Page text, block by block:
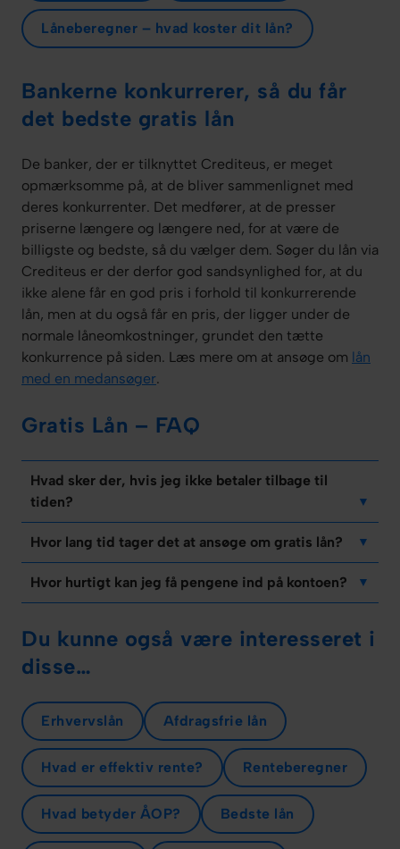
Låneberegner – hvad koster dit lån?
Bankerne konkurrerer, så du får
det bedste gratis lån
De banker, der er tilknyttet Crediteus, er meget
opmærksomme på, at de bliver sammenlignet med
deres konkurrenter. Det medfører, at de presser
priserne længere og længere ned, for at være de
billigste og bedste, så du vælger dem. Søger du lån via
Crediteus er der derfor god sandsynlighed for, at du
ikke alene får en god pris i forhold til konkurrerende
lån, men at du også får en pris, der ligger under de
normale låneomkostninger, grundet den tætte
konkurrence på siden. Læs mere om at ansøge om lån
med en medansøger.
Gratis Lån – FAQ
Hvad sker der, hvis jeg ikke betaler tilbage til
tiden?
Hvor lang tid tager det at ansøge om gratis lån?
Hvor hurtigt kan jeg få pengene ind på kontoen?
Du kunne også være interesseret i
disse…
Erhvervslån Afdragsfrie lån
Hvad er effektiv rente? Renteberegner
Hvad betyder ÅOP? Bedste lån